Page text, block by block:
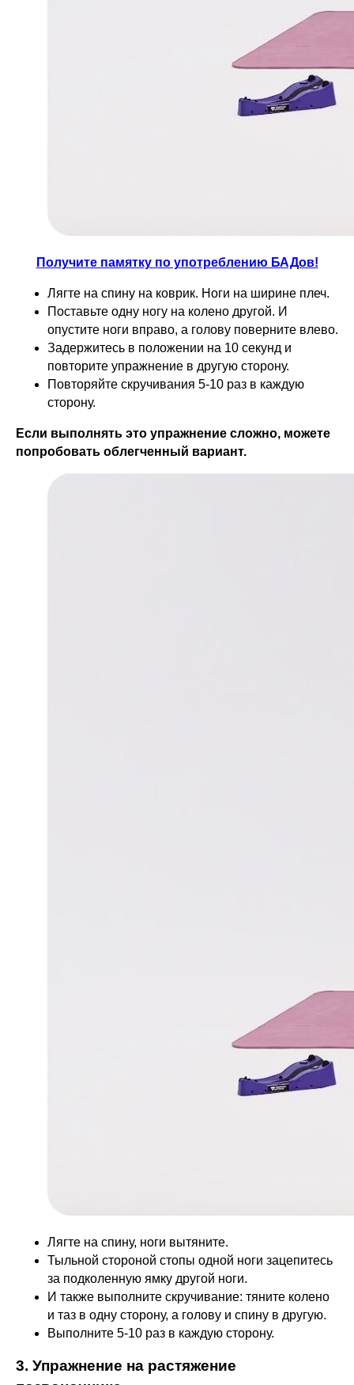
Получите памятку по употреблению БАДов!
Лягте на спину на коврик. Ноги на ширине плеч.
Поставьте одну ногу на колено другой. И
опустите ноги вправо, а голову поверните влево.
Задержитесь в положении на 10 секунд и
повторите упражнение в другую сторону.
Повторяйте скручивания 5-10 раз в каждую
сторону.
Если выполнять это упражнение сложно, можете
попробовать облегченный вариант.
Лягте на спину, ноги вытяните.
Тыльной стороной стопы одной ноги зацепитесь
за подколенную ямку другой ноги.
И также выполните скручивание: тяните колено
и таз в одну сторону, а голову и спину в другую.
Выполните 5-10 раз в каждую сторону.
3. Упражнение на растяжение